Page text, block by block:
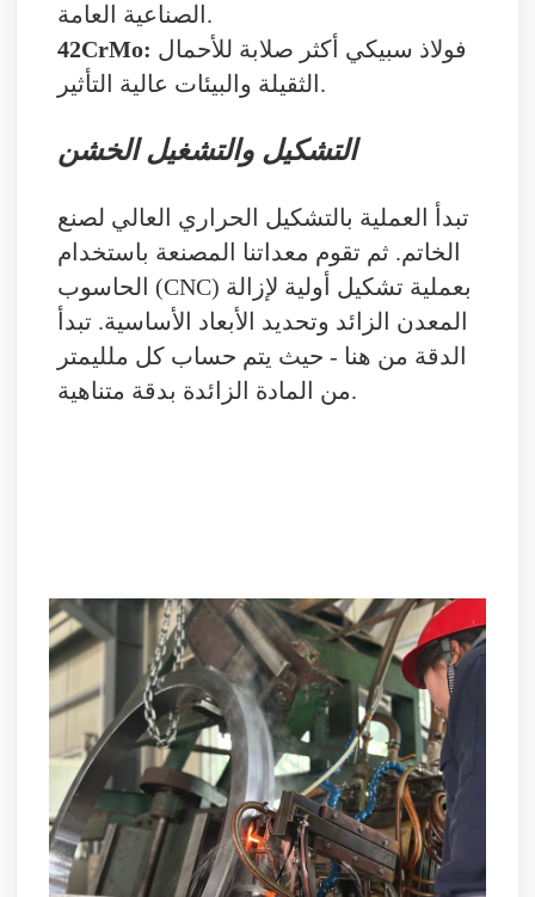
الصناعية العامة.
42CrMo: فولاذ سبيكي أكثر صلابة للأحمال
الثقيلة والبيئات عالية التأثير.
التشكيل والتشغيل الخشن
تبدأ العملية بالتشكيل الحراري العالي لصنع
الخاتم. ثم تقوم معداتنا المصنعة باستخدام
الحاسوب (CNC) بعملية تشكيل أولية لإزالة
المعدن الزائد وتحديد الأبعاد الأساسية. تبدأ
الدقة من هنا - حيث يتم حساب كل ملليمتر
من المادة الزائدة بدقة متناهية.